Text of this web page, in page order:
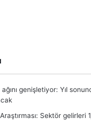
genişletiyor: Yıl
Sektör gelirleri